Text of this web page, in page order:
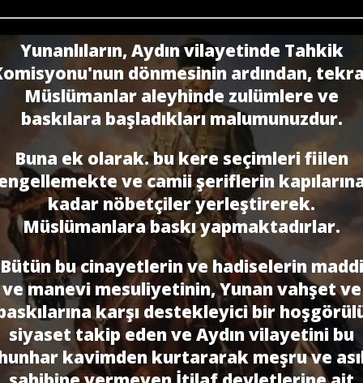
Yunanlıların, Aydın vilayetinde Tahkik
dönmesinin ardından,
Müslümanlar aleyhinde zulümlere ve
baskılara başladıkları malumunuzdur.
Buna ek olarak. bu kere seçimleri fiilen
ve camii şeriflerin
kadar nöbetçiler yerleştirerek.
Müslümanlara baskı yapmaktadırlar.
Bütün bu cinayetlerin ve hadiselerin maddi
ve manevi mesuliyetinin, Yunan vahşet ve
karşı destekleyici bir
siyaset takip eden ve Aydın vilayetini bu
kavimden kurtararak meşru ve